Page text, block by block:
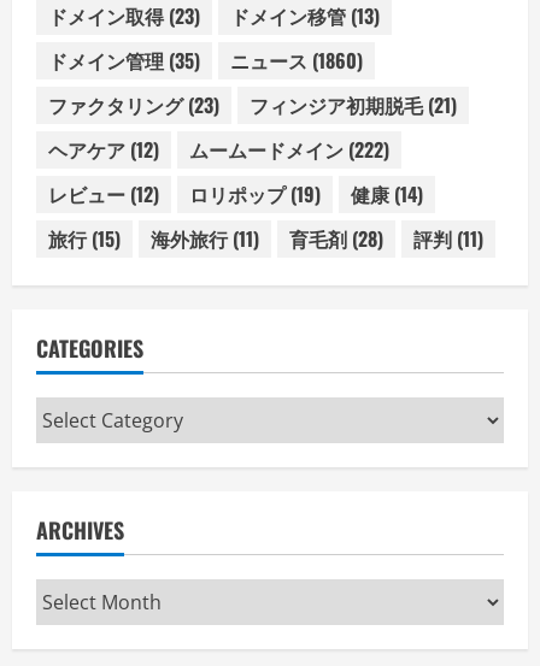
ドメイン取得(23) ドメイン移管 (13)
ドメイン管理 (35) ニュース (1860)
ファクタリング(23) フィンジア初期脱毛(21)
ヘアケア (12) ムームードメイン (222)
レビュー (12) ロリポップ(19) 健康 (14)
旅行(15) 海外旅行(11) 育毛剤 (28) 評判 (11)
CATEGORIES
Categories
ARCHIVES
Archives